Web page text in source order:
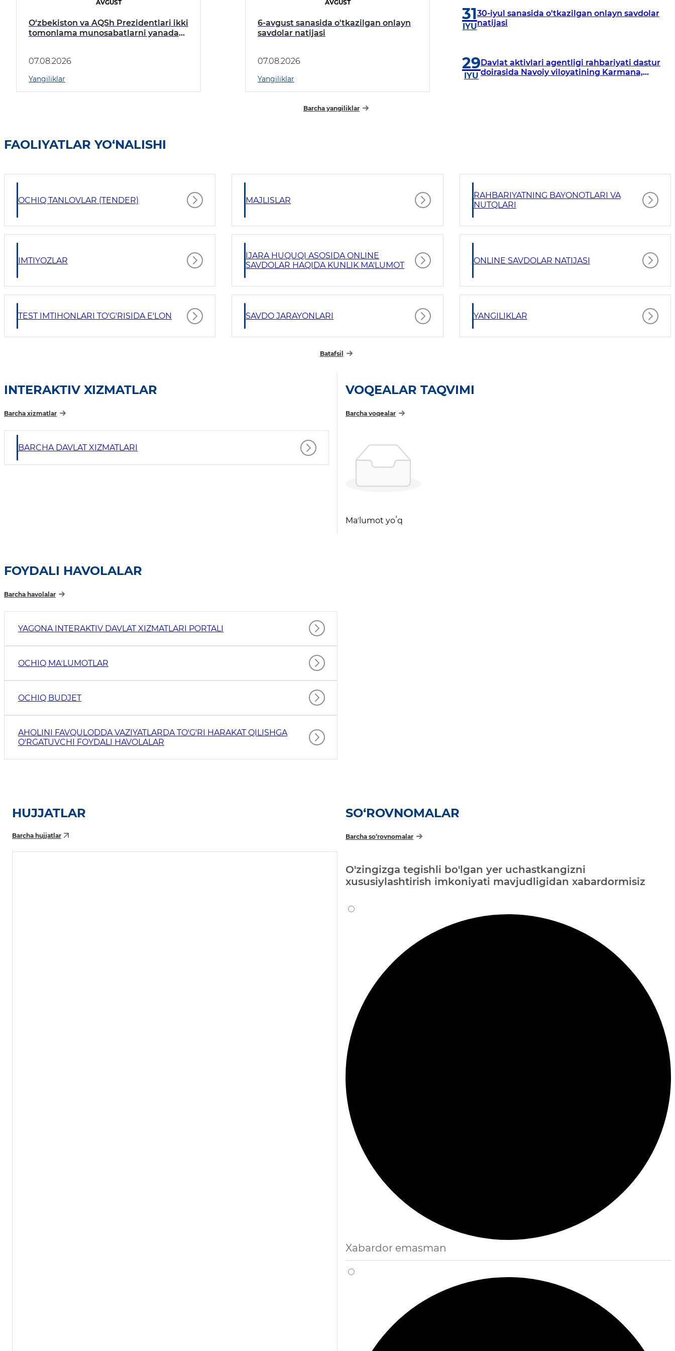
AVGUST
O‘zbekiston va AQSh Prezidentlari ikki
tomonlama munosabatlarni yanada
07.08.2026
Yangiliklar
AVGUST
6-avgust sanasida o'tkazilgan onlayn
savdolar natijasi
07.08.2026
Yangiliklar
31
IYU
30-iyul sanasida o'tkazilgan onlayn savdolar
natijasi
29
IYU
Davlat aktivlari agentligi rahbariyati dastur
doirasida Navoiy viloyatining Karmana,
Barcha yangiliklar
FAOLIYATLAR YO‘NALISHI
OCHIQ TANLOVLAR (TENDER) MAJLISLAR
RAHBARIYATNING BAYONOTLARI VA
NUTQLARI
IMTIYOZLAR
IJARA HUQUQI ASOSIDA ONLINE
SAVDOLAR HAQIDA KUNLIK MA'LUMOT
ONLINE SAVDOLAR NATIJASI
TEST IMTIHONLARI TO'G'RISIDA E'LON SAVDO JARAYONLARI YANGILIKLAR
Batafsil
INTERAKTIV XIZMATLAR
Barcha xizmatlar
BARCHA DAVLAT XIZMATLARI
VOQEALAR TAQVIMI
Barcha voqealar
Maʼlumot yoʻq
FOYDALI HAVOLALAR
Barcha havolalar
YAGONA INTERAKTIV DAVLAT XIZMATLARI PORTALI
OCHIQ MAʼLUMOTLAR
OCHIQ BUDJET
AHOLINI FAVQULODDA VAZIYATLARDA TO'G'RI HARAKAT QILISHGA
O'RGATUVCHI FOYDALI HAVOLALAR
HUJJATLAR
Barcha hujjatlar
SO‘ROVNOMALAR
Barcha so‘rovnomalar
O'zingizga tegishli bo'lgan yer uchastkangizni
xususiylashtirish imkoniyati mavjudligidan xabardormisiz
Xabardor emasman